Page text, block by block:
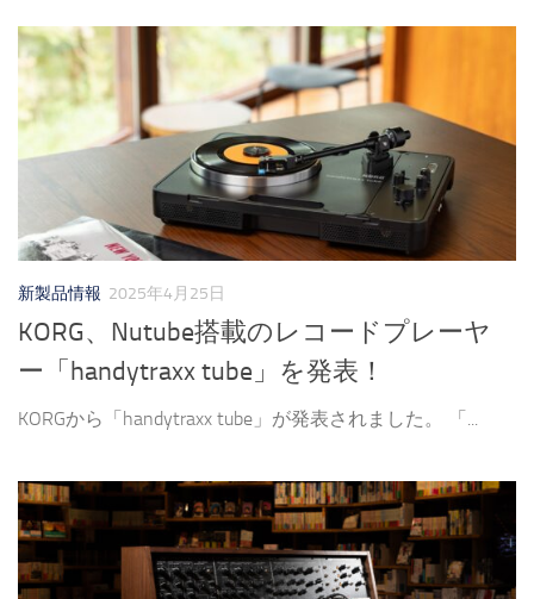
新製品情報 2025年4月25日
KORG、Nutube搭載のレコードプレーヤ
ー「handytraxx tube」を発表！
KORGから「handytraxx tube」が発表されました。 「...